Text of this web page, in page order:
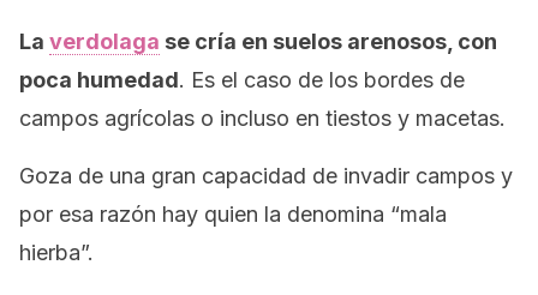
La verdolaga se cría en suelos arenosos, con
poca humedad. Es el caso de los bordes de
campos agrícolas o incluso en tiestos y macetas.
Goza de una gran capacidad de invadir campos y
por esa razón hay quien la denomina “mala
hierba”.